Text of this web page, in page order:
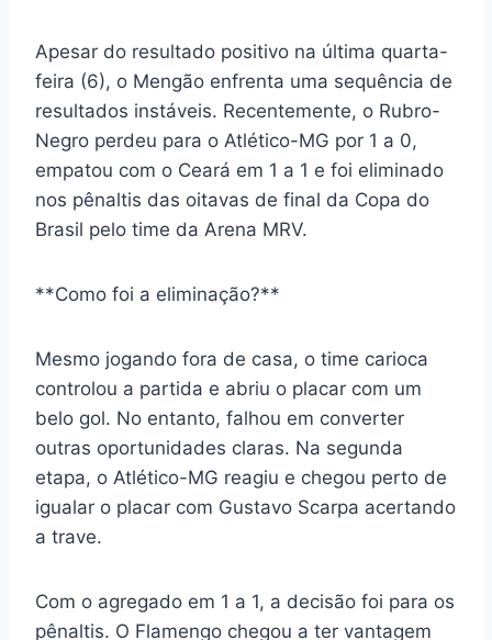
Apesar do resultado positivo na última quarta-
feira (6), o Mengão enfrenta uma sequência de
resultados instáveis. Recentemente, o Rubro-
Negro perdeu para o Atlético-MG por 1 a 0,
empatou com o Ceará em 1 a 1 e foi eliminado
nos pênaltis das oitavas de final da Copa do
Brasil pelo time da Arena MRV.
**Como foi a eliminação?**
Mesmo jogando fora de casa, o time carioca
controlou a partida e abriu o placar com um
belo gol. No entanto, falhou em converter
outras oportunidades claras. Na segunda
etapa, o Atlético-MG reagiu e chegou perto de
igualar o placar com Gustavo Scarpa acertando
a trave.
Com o agregado em 1 a 1, a decisão foi para os
pênaltis. O Flamengo chegou a ter vantagem